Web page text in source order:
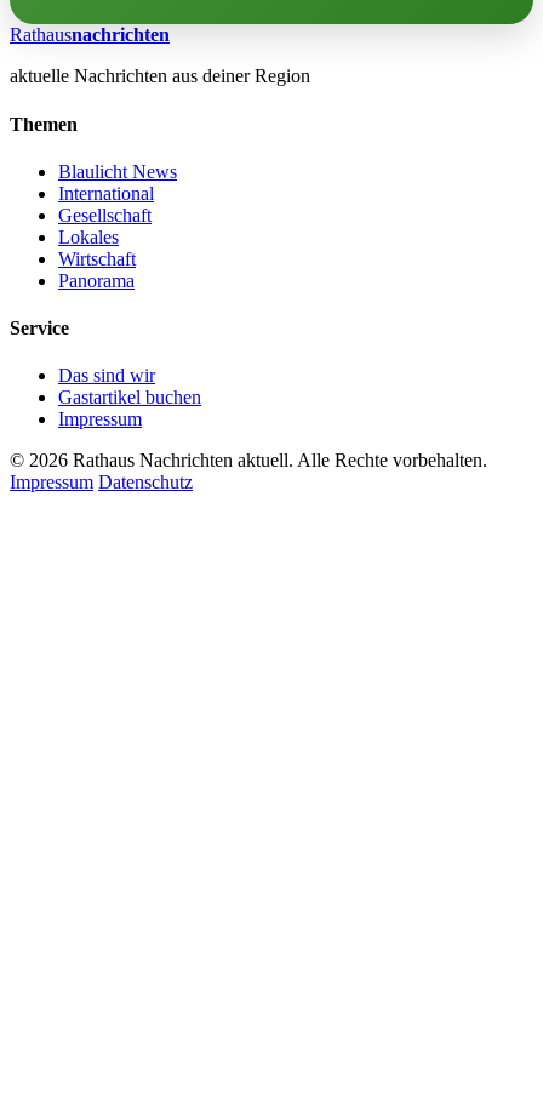
Rathausnachrichten
aktuelle Nachrichten aus deiner Region
Themen
Blaulicht News
International
Gesellschaft
Lokales
Wirtschaft
Panorama
Service
Das sind wir
Gastartikel buchen
Impressum
© 2026 Rathaus Nachrichten aktuell. Alle Rechte vorbehalten.
Impressum Datenschutz